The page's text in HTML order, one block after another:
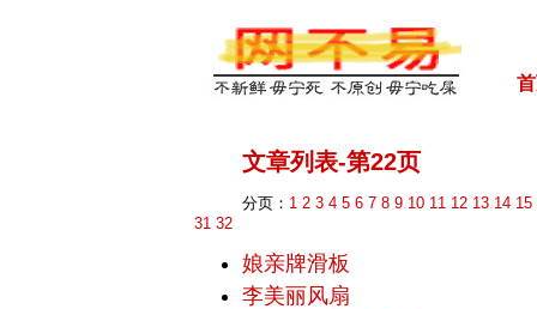
文章列表-第22页
分页： 1 2 3 4 5 6 7 8 9 10 11 12 13 14 15
31 32
娘亲牌滑板
李美丽风扇